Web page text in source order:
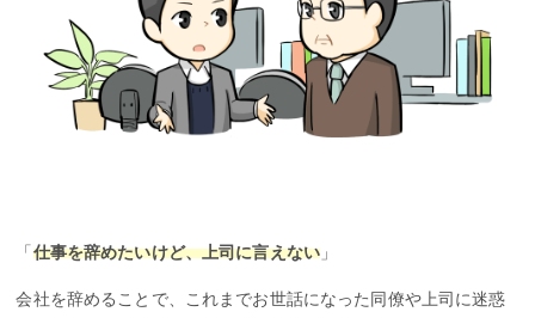
「 仕事を辞めたいけど、上司に言えない 」
会社を辞めることで、これまでお世話になった同僚や上司に迷惑